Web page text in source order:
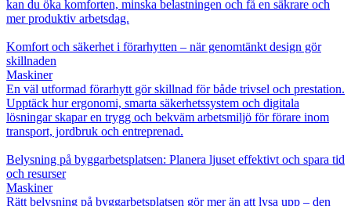
kan du öka komforten, minska belastningen och få en säkrare och
mer produktiv arbetsdag.
Komfort och säkerhet i förarhytten – när genomtänkt design gör
skillnaden
Maskiner
En väl utformad förarhytt gör skillnad för både trivsel och prestation.
Upptäck hur ergonomi, smarta säkerhetssystem och digitala
lösningar skapar en trygg och bekväm arbetsmiljö för förare inom
transport, jordbruk och entreprenad.
Belysning på byggarbetsplatsen: Planera ljuset effektivt och spara tid
och resurser
Maskiner
Rätt belysning på byggarbetsplatsen gör mer än att lysa upp – den